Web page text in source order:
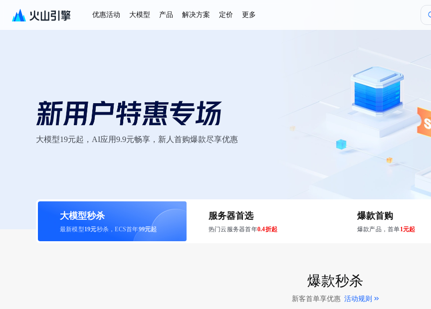
优惠活动 大模型 产品 解决方案 定价 更多
大模型19元起，AI应用9.9元畅享，新人首购爆款尽享优惠
大模型秒杀
最新模型19元秒杀，ECS首年99元起
服务器首选
热门云服务器首年0.4折起
爆款首购
爆款产品，首单1元起
爆款秒杀
新客首单享优惠 活动规则